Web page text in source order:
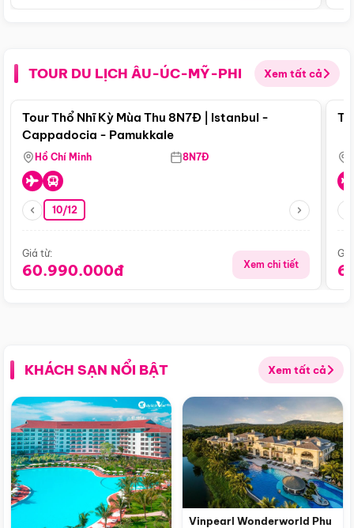
TOUR DU LỊCH ÂU-ÚC-MỸ-PHI Xem tất cả
Điểm nổi bật
Tour Thổ Nhĩ Kỳ Mùa Thu 8N7Đ | Istanbul -
Cappadocia - Pamukkale
Hồ Chí Minh 8N7Đ
10/12
Giá từ:
60.990.000đ Xem chi tiết
KHÁCH SẠN NỔI BẬT Xem tất cả
Vinpearl Wonderworld Phu